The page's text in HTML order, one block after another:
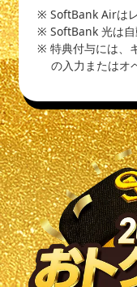
※ SoftBank Airは
※ SoftBank 光は自
※ 特典付与には、
の入力またはオ